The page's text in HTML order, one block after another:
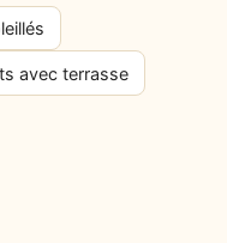
avec terrasse